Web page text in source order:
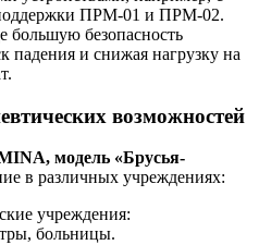
ПРМ-01 и ПРМ-02.
большую безопасность
падения и снижая нагрузку на
возможностей
модель «Брусья-
в различных учреждениях:
учреждения:
больницы.